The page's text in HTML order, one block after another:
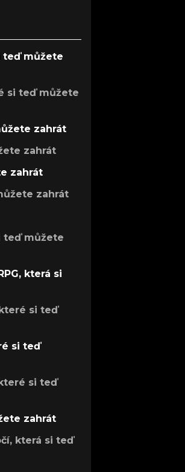
teď můžete
si teď můžete
zahrát
zahrát
zahrát
zahrát
teď můžete
která si
si teď
si teď
si teď
zahrát
která si teď